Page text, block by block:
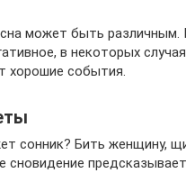
может быть различным.
в некоторых
хорошие события.
сонник? Бить женщину,
сновидение